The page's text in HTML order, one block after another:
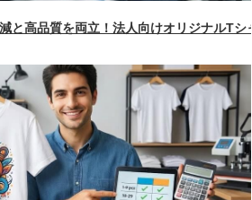
と高品質を両立！法人向けオリジナルT